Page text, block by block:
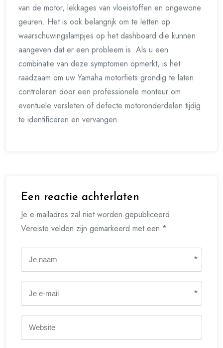
van de motor, lekkages van vloeistoffen en ongewone
geuren. Het is ook belangrijk om te letten op
waarschuwingslampjes op het dashboard die kunnen
aangeven dat er een probleem is. Als u een
combinatie van deze symptomen opmerkt, is het
raadzaam om uw Yamaha motorfiets grondig te laten
controleren door een professionele monteur om
eventuele versleten of defecte motoronderdelen tijdig
te identificeren en vervangen.
Een reactie achterlaten
Je e-mailadres zal niet worden gepubliceerd.
Vereiste velden zijn gemarkeerd met een *.
*
*